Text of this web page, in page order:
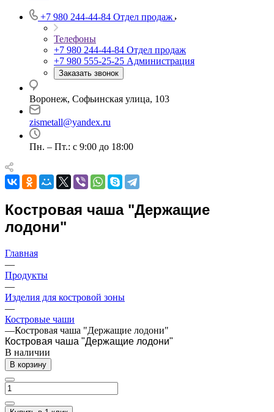
+7 980 244-44-84 Отдел продаж
Телефоны
+7 980 244-44-84 Отдел продаж
+7 980 555-25-25 Администрация
Заказать звонок
Воронеж, Софьинская улица, 103
zismetall@yandex.ru
Пн. – Пт.: с 9:00 до 18:00
Костровая чаша "Держащие
лодони"
Главная
—
Продукты
—
Изделия для костровой зоны
—
Костровые чаши
—Костровая чаша "Держащие лодони"
Костровая чаша "Держащие лодони"
В наличии
В корзину